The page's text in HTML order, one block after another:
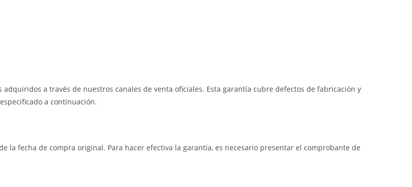
a través de nuestros canales de venta oficiales. Esta garantía cubre defectos de fabricación y
a continuación.
la fecha de compra original. Para hacer efectiva la garantía, es necesario presentar el comprobante de